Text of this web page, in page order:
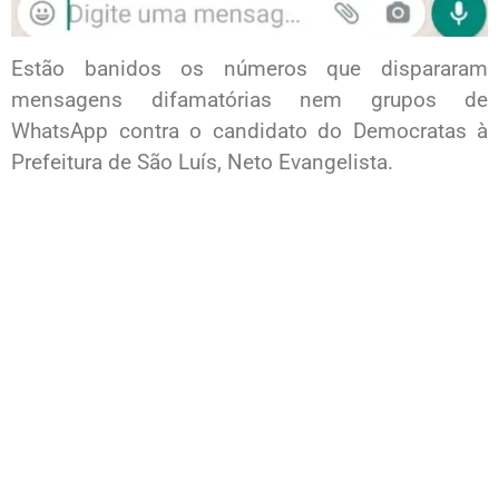
Estão banidos os números que dispararam
mensagens difamatórias nem grupos de
WhatsApp contra o candidato do Democratas à
Prefeitura de São Luís, Neto Evangelista.